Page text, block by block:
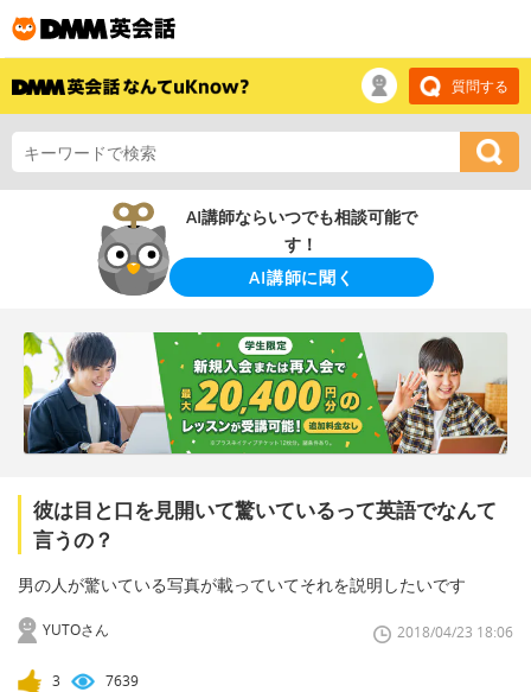
質問する
AI講師ならいつでも相談可能で
す！
AI講師に聞く
彼は目と口を見開いて驚いているって英語でなんて
言うの？
男の人が驚いている写真が載っていてそれを説明したいです
YUTOさん 2018/04/23 18:06
3 7639